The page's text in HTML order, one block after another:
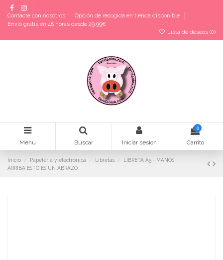
Contacte con nosotros
Opción de recogida en tienda disponible
Envío gratis en 48 horas desde 29,99€
Lista de deseos (0)
Menu Buscar Iniciar sesión
0
Carrito
Inicio Papelería y electrónica Libretas
LIBRETA A5 - MANOS
ARRIBA ESTO ES UN ABRAZO